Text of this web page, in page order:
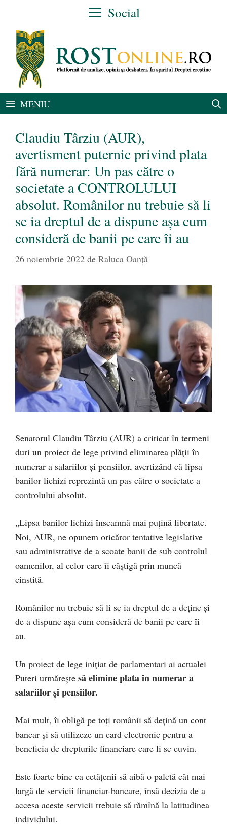
conținut
Social
MENIU
Claudiu Târziu (AUR),
avertisment puternic privind plata
fără numerar: Un pas către o
societate a CONTROLULUI
absolut. Românilor nu trebuie să li
se ia dreptul de a dispune așa cum
consideră de banii pe care îi au
26 noiembrie 2022 de Raluca Oanță
Senatorul Claudiu Târziu (AUR) a criticat în termeni
duri un proiect de lege privind eliminarea plății în
numerar a salariilor și pensiilor, avertizând că lipsa
banilor lichizi reprezintă un pas către o societate a
controlului absolut.
„Lipsa banilor lichizi înseamnă mai puțină libertate.
Noi, AUR, ne opunem oricăror tentative legislative
sau administrative de a scoate banii de sub controlul
oamenilor, al celor care îi câștigă prin muncă
cinstită.
Românilor nu trebuie să li se ia dreptul de a deține și
de a dispune așa cum consideră de banii pe care îi
au.
Un proiect de lege inițiat de parlamentari ai actualei
Puteri urmărește să elimine plata în numerar a
salariilor și pensiilor.
Mai mult, îi obligă pe toți românii să dețină un cont
bancar și să utilizeze un card electronic pentru a
beneficia de drepturile financiare care li se cuvin.
Este foarte bine ca cetățenii să aibă o paletă cât mai
largă de servicii financiar-bancare, însă decizia de a
accesa aceste servicii trebuie să rămînă la latitudinea
individului.